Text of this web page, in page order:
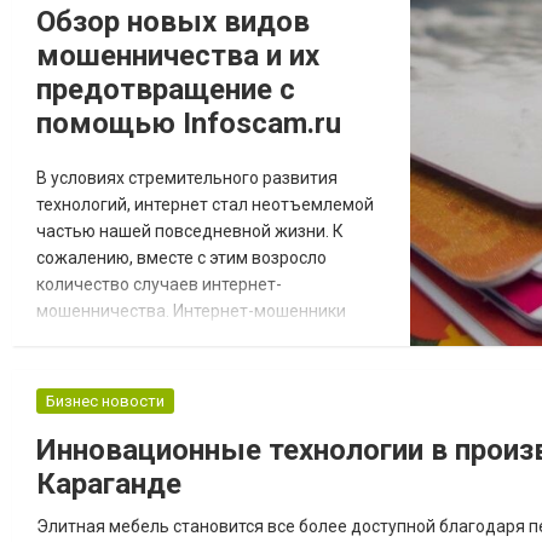
форму. Эллиптический тренажер
Эллиптический тренажер сочетает в
Обзор новых видов
мошенничества и их
предотвращение с
помощью Infoscam.ru
В условиях стремительного развития
технологий, интернет стал неотъемлемой
частью нашей повседневной жизни. К
сожалению, вместе с этим возросло
количество случаев интернет-
мошенничества. Интернет-мошенники
пользователей. В такой ситуации
необходимо иметь надежный источник
информации, который поможет
защититься от угроз. Проект
https://infoscam.ru/ уже много лет успешно
выполняет эту зад...
Бизнес новости
Инновационные технологии в
Караганде
Элитная мебель становится все более доступной